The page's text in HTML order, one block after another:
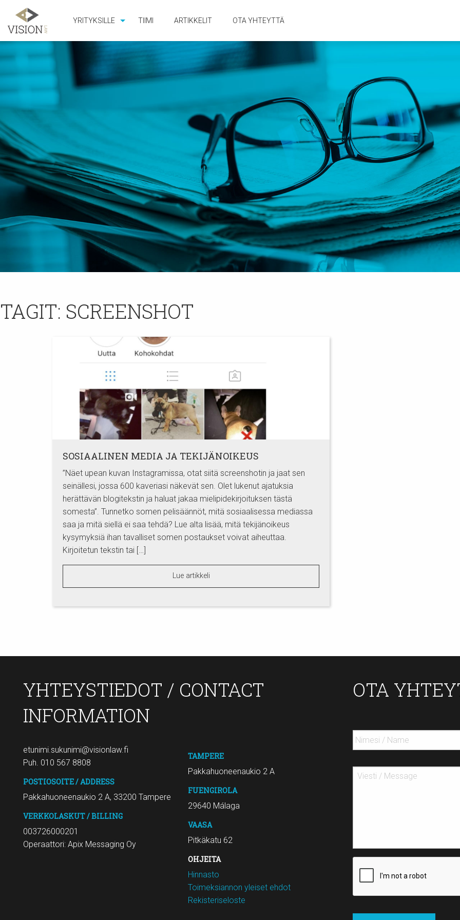
YRITYKSILLE TIIMI ARTIKKELIT OTA YHTEYTTÄ
TAGIT: SCREENSHOT
SOSIAALINEN MEDIA JA TEKIJÄNOIKEUS
”Näet upean kuvan Instagramissa, otat siitä screenshotin ja jaat sen
seinällesi, jossa 600 kaveriasi näkevät sen. Olet lukenut ajatuksia
herättävän blogitekstin ja haluat jakaa mielipidekirjoituksen tästä
somesta”. Tunnetko somen pelisäännöt, mitä sosiaalisessa mediassa
saa ja mitä siellä ei saa tehdä? Lue alta lisää, mitä tekijänoikeus
kysymyksiä ihan tavalliset somen postaukset voivat aiheuttaa.
Kirjoitetun tekstin tai […]
Lue artikkeli
YHTEYSTIEDOT / CONTACT
INFORMATION
etunimi.sukunimi@visionlaw.fi
Puh. 010 567 8808
POSTIOSOITE / ADDRESS
Pakkahuoneenaukio 2 A, 33200 Tampere
VERKKOLASKUT / BILLING
003726000201
Operaattori: Apix Messaging Oy
TAMPERE
Pakkahuoneenaukio 2 A
FUENGIROLA
29640 Málaga
VAASA
Pitkäkatu 62
OHJEITA
Hinnasto
Toimeksiannon yleiset ehdot
Rekisteriseloste
OTA